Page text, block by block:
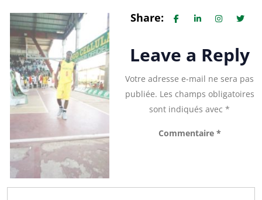
Share:
Leave a Reply
Votre adresse e-mail ne sera pas
publiée. Les champs obligatoires
sont indiqués avec *
Commentaire *